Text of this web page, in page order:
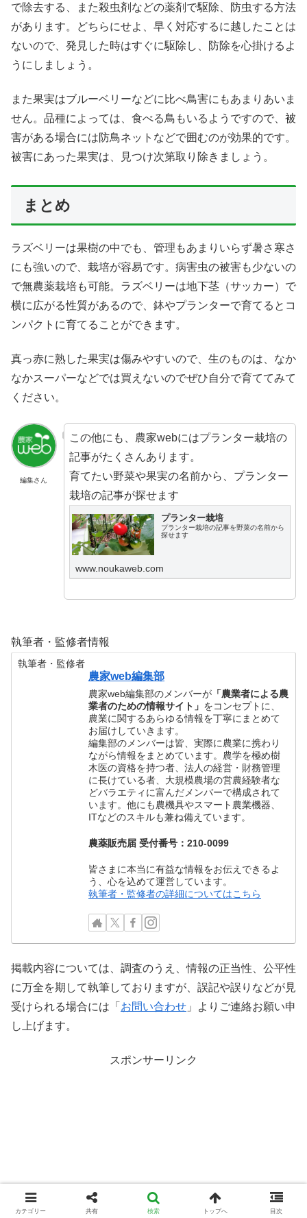
で除去する、また殺虫剤などの薬剤で駆除、防虫する方法
があります。どちらにせよ、早く対応するに越したことは
ないので、発見した時はすぐに駆除し、防除を心掛けるよ
うにしましょう。
また果実はブルーベリーなどに比べ鳥害にもあまりあいま
せん。品種によっては、食べる鳥もいるようですので、被
害がある場合には防鳥ネットなどで囲むのが効果的です。
被害にあった果実は、見つけ次第取り除きましょう。
まとめ
ラズベリーは果樹の中でも、管理もあまりいらず暑さ寒さ
にも強いので、栽培が容易です。病害虫の被害も少ないの
で無農薬栽培も可能。ラズベリーは地下茎（サッカー）で
横に広がる性質があるので、鉢やプランターで育てるとコ
ンパクトに育てることができます。
真っ赤に熟した果実は傷みやすいので、生のものは、なか
なかスーパーなどでは買えないのでぜひ自分で育ててみて
ください。
編集さん
この他にも、農家webにはプランター栽培の
記事がたくさんあります。
育てたい野菜や果実の名前から、プランター
栽培の記事が探せます
プランター栽培
プランター栽培の記事を野菜の名前から
探せます
www.noukaweb.com
執筆者・監修者情報
執筆者・監修者
農家web編集部
農家web編集部のメンバーが 「農業者による農
業者のための情報サイト」 をコンセプトに、
農業に関するあらゆる情報を丁寧にまとめて
お届けしていきます。
編集部のメンバーは皆、実際に農業に携わり
ながら情報をまとめています。農学を極め樹
木医の資格を持つ者、法人の経営・財務管理
に長けている者、大規模農場の営農経験者な
どバラエティに富んだメンバーで構成されて
います。他にも農機具やスマート農業機器、
ITなどのスキルも兼ね備えています。
農薬販売届 受付番号：210-0099
皆さまに本当に有益な情報をお伝えできるよ
う、心を込めて運営しています。
執筆者・監修者の詳細についてはこちら
掲載内容については、調査のうえ、情報の正当性、公平性
に万全を期して執筆しておりますが、誤記や誤りなどが見
受けられる場合には「 お問い合わせ 」よりご連絡お願い申
し上げます。
スポンサーリンク
カテゴリー 共有 検索 トップへ 目次